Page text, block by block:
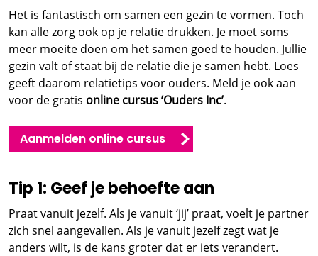
Het is fantastisch om samen een gezin te vormen. Toch
kan alle zorg ook op je relatie drukken. Je moet soms
meer moeite doen om het samen goed te houden. Jullie
gezin valt of staat bij de relatie die je samen hebt. Loes
geeft daarom relatietips voor ouders. Meld je ook aan
voor de gratis online cursus ‘Ouders Inc’.
Aanmelden online cursus
Tip 1: Geef je behoefte aan
Praat vanuit jezelf. Als je vanuit ‘jij’ praat, voelt je partner
zich snel aangevallen. Als je vanuit jezelf zegt wat je
anders wilt, is de kans groter dat er iets verandert.